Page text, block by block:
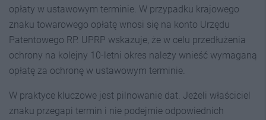
opłaty w ustawowym terminie. W przypadku krajowego
znaku towarowego opłatę wnosi się na konto Urzędu
Patentowego RP. UPRP wskazuje, że w celu przedłużenia
ochrony na kolejny 10-letni okres należy wnieść wymaganą
opłatę za ochronę w ustawowym terminie.
W praktyce kluczowe jest pilnowanie dat. Jeżeli właściciel
znaku przegapi termin i nie podejmie odpowiednich